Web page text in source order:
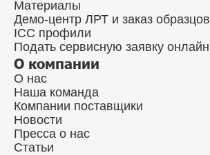
Материалы
Демо-центр ЛРТ и заказ образцов
ICC профили
Подать сервисную заявку онлайн
О компании
О нас
Наша команда
Компании поставщики
Новости
Пресса о нас
Статьи